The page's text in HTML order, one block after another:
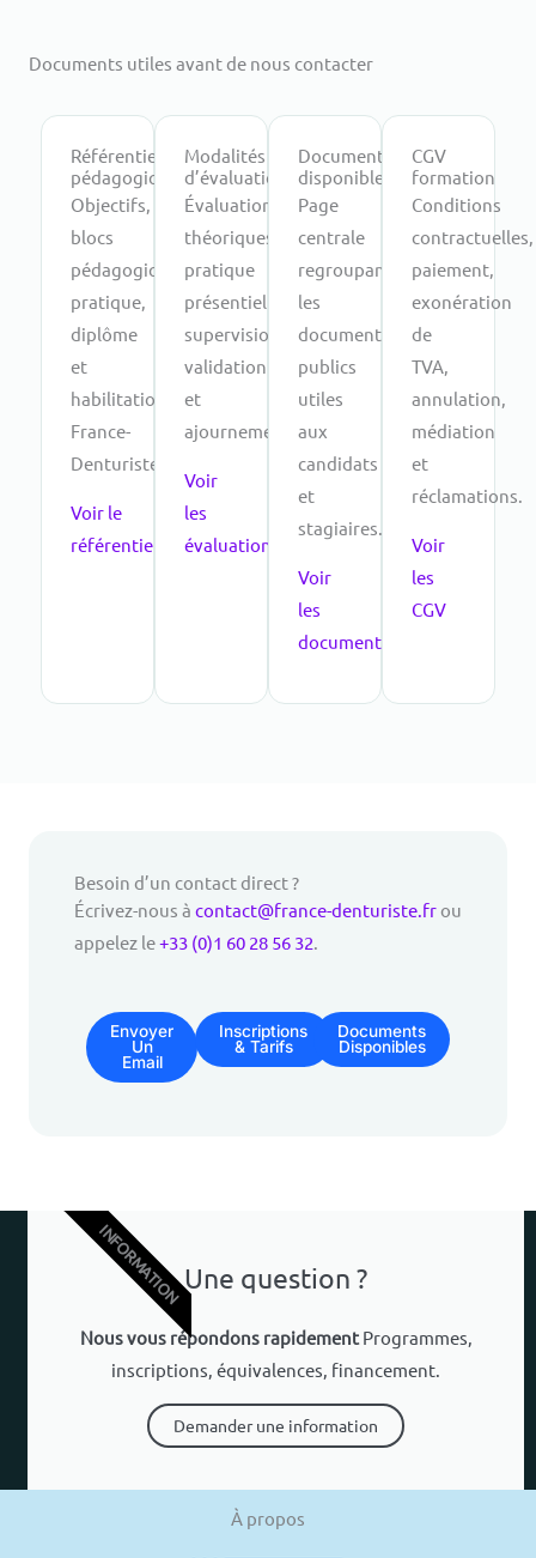
Documents utiles avant de nous contacter
Référentiel
pédagogique
Objectifs,
blocs
pédagogiques,
pratique,
diplôme
et
habilitation
France-
Denturiste.
Voir le
référentiel
Modalités
d’évaluation
Évaluations
théoriques,
pratique
présentielle,
supervision,
validation
et
ajournement.
Voir
les
évaluations
Documents
disponibles
Page
centrale
regroupant
les
documents
publics
utiles
aux
candidats
et
stagiaires.
Voir
les
documents
CGV
formation
Conditions
contractuelles,
paiement,
exonération
de
TVA,
annulation,
médiation
et
réclamations.
Voir
les
CGV
Besoin d’un contact direct ?
Écrivez-nous à contact@france-denturiste.frou
appelez le+33 (0)1 60 28 56 32.
Envoyer
Un
Email
Inscriptions
& Tarifs
Documents
Disponibles
Une question ?
Nous vous répondons rapidementProgrammes,
inscriptions, équivalences, financement.
Demander une information
INFORMATION
À propos